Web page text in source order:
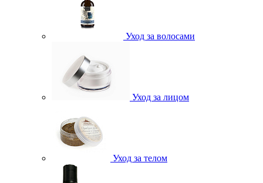
Уход за волосами
Уход за лицом
Уход за телом